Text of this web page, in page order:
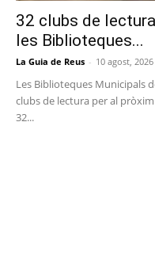
32 clubs de
les Biblioteques...
La Guia de Reus - 10 agost, 2026
Les Biblioteques Municipals
clubs de lectura per al
32...